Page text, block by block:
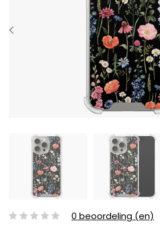
0 beoordeling (en)